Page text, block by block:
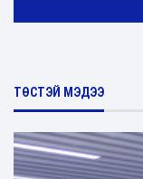
ТӨСТЭЙ МЭДЭЭ